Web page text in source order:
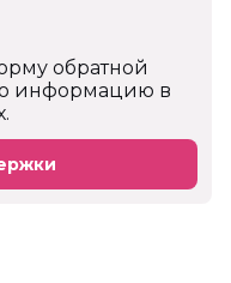
обратной
информацию в